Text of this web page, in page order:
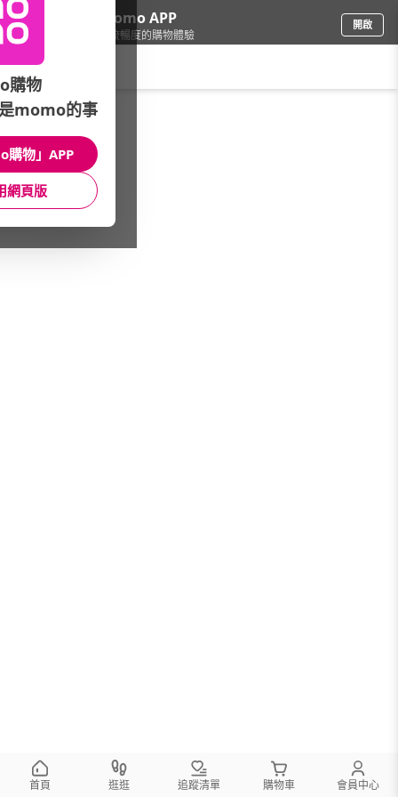
下載momo APP
給你3倍流暢度的購物體驗
開啟
鞋包箱/行李箱/超值推薦
館長推薦 月銷量
首頁 逛逛 追蹤清單 購物車 會員中心
購物
momo的事
購物」APP
網頁版